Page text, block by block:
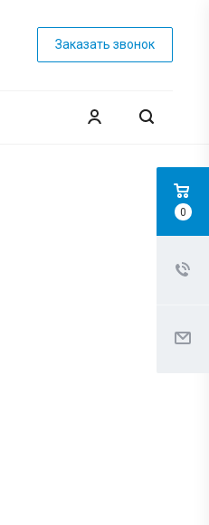
Заказать звонок
0